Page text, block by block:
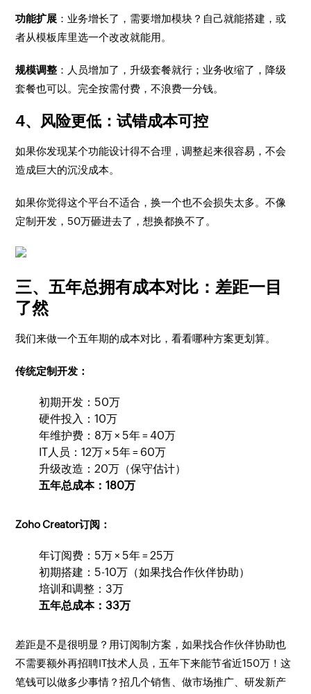
功能扩展 ：业务增长了，需要增加模块？自己就能搭建，或
者从模板库里选一个改改就能用。
规模调整 ：人员增加了，升级套餐就行；业务收缩了，降级
套餐也可以。完全按需付费，不浪费一分钱。
4、风险更低：试错成本可控
如果你发现某个功能设计得不合理，调整起来很容易，不会
造成巨大的沉没成本。
如果你觉得这个平台不适合，换一个也不会损失太多。不像
定制开发，50万砸进去了，想换都换不了。
三、五年总拥有成本对比：差距一目
了然
我们来做一个五年期的成本对比，看看哪种方案更划算。
传统定制开发：
初期开发：50万
硬件投入：10万
年维护费：8万 × 5年 = 40万
IT人员：12万 × 5年 = 60万
升级改造：20万（保守估计）
五年总成本：180万
Zoho Creator订阅：
年订阅费：5万 × 5年 = 25万
初期搭建：5-10万（如果找合作伙伴协助）
培训和调整：3万
五年总成本：33万
差距是不是很明显？用订阅制方案，如果找合作伙伴协助也
不需要额外再招聘IT技术人员，五年下来能节省近150万！这
笔钱可以做多少事情？招几个销售、做市场推广、研发新产